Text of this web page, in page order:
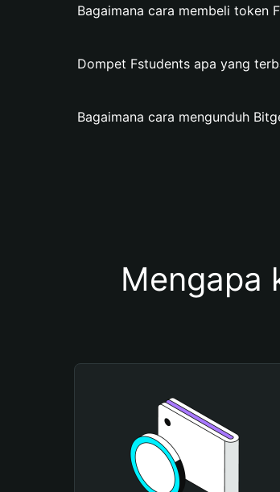
Bagaimana cara membeli token
Dompet Fstudents apa yang
Bagaimana cara mengunduh
Mengapa